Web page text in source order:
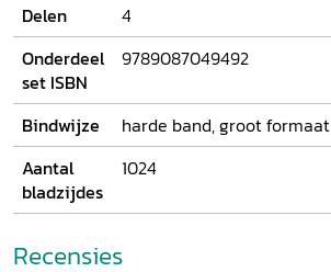
Delen
4
Onderdeel
set ISBN
9789087049492
Bindwijze
harde band, groot formaat
Aantal
bladzijdes
1024
Recensies